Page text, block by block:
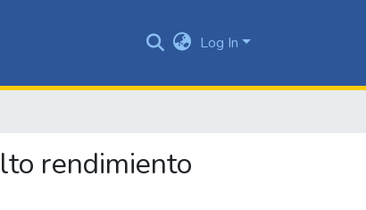
Log In
rendimiento